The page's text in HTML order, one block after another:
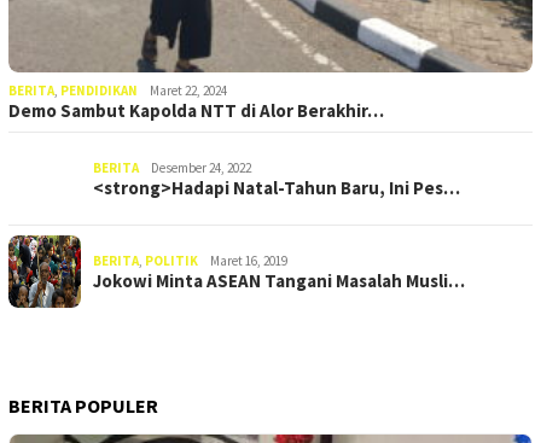
BERITA, PENDIDIKAN Maret 22, 2024
Demo Sambut Kapolda NTT di Alor Berakhir…
BERITA Desember 24, 2022
<strong>Hadapi Natal-Tahun Baru, Ini Pes…
BERITA, POLITIK Maret 16, 2019
Jokowi Minta ASEAN Tangani Masalah Musli…
BERITA POPULER